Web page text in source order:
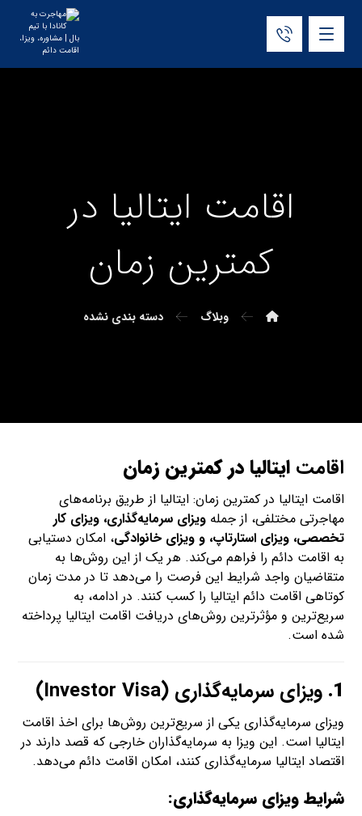
اقامت ایتالیا در
کمترین زمان
وبلاگ دسته بندی نشده
اقامت ایتالیا در کمترین زمان
اقامت ایتالیا در کمترین زمان: ایتالیا از طریق برنامه‌های
مهاجرتی مختلفی، از جملهویزای سرمایه‌گذاری، ویزای کار
تخصصی، ویزای استارتاپ، و ویزای خانوادگی، امکان دستیابی
به اقامت دائم را فراهم می‌کند. هر یک از این روش‌ها به
متقاضیان واجد شرایط این فرصت را می‌دهد تا در مدت زمان
کوتاهی اقامت دائم ایتالیا را کسب کنند. در ادامه، به
سریع‌ترین و مؤثرترین روش‌های دریافت اقامت ایتالیا پرداخته
شده است.
1. ویزای سرمایه‌گذاری (Investor Visa)
ویزای سرمایه‌گذاری یکی از سریع‌ترین روش‌ها برای اخذ اقامت
ایتالیا است. این ویزا به سرمایه‌گذاران خارجی که قصد دارند در
اقتصاد ایتالیا سرمایه‌گذاری کنند، امکان اقامت دائم می‌دهد.
شرایط ویزای سرمایه‌گذاری: